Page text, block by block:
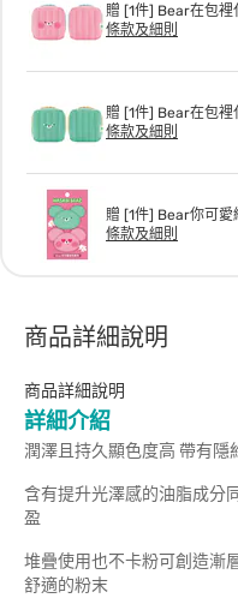
贈 [1件] Bear在包
條款及細則
贈 [1件] Bear在包
條款及細則
贈 [1件] Bear你可愛
條款及細則
商品詳細說明
商品詳細說明
詳細介紹
潤澤且持久顯色度高 帶有隱
含有提升光澤感的油脂成分
盈
堆疊使用也不卡粉可創造漸
舒適的粉末